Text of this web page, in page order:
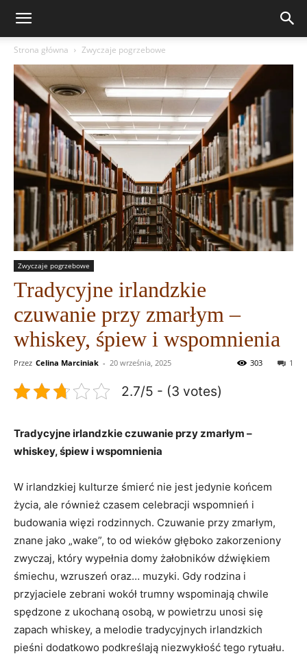
Strona główna Zwyczaje pogrzebowe
Zwyczaje pogrzebowe
Tradycyjne irlandzkie
czuwanie przy zmarłym –
whiskey, śpiew i wspomnienia
Przez Celina Marciniak - 20 września, 2025 1
303
2.7/5 - (3 votes)
Tradycyjne irlandzkie czuwanie przy zmarłym –
whiskey, śpiew i wspomnienia
W irlandzkiej kulturze śmierć nie jest jedynie końcem
życia, ale również czasem celebracji wspomnień i
budowania więzi rodzinnych. Czuwanie przy zmarłym,
znane jako „wake”, to od wieków głęboko zakorzeniony
zwyczaj, który wypełnia domy żałobników dźwiękiem
śmiechu, wzruszeń oraz… muzyki. Gdy rodzina i
przyjaciele zebrani wokół trumny wspominają chwile
spędzone z ukochaną osobą, w powietrzu unosi się
zapach whiskey, a melodie tradycyjnych irlandzkich
pieśni dodatkowo podkreślają niezwykłość tego rytuału.